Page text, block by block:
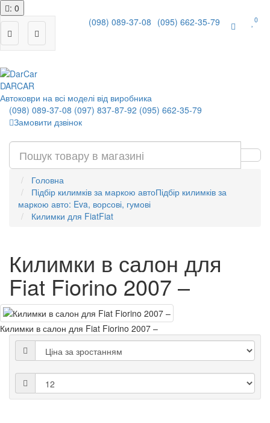
: 0
(098) 089-37-08 (095) 662-35-79 0
DARCAR
Автоковри на всі моделі від виробника
(098) 089-37-08 (097) 837-87-92 (095) 662-35-79
Замовити дзвінок
Головна
Підбір килимків за маркою автоПідбір килимків за
маркою авто: Eva, ворсові, гумові
Килимки для FiatFiat
Килимки в салон для
Fiat Fiorino 2007 –
Килимки в салон для Fiat Fiorino 2007 –